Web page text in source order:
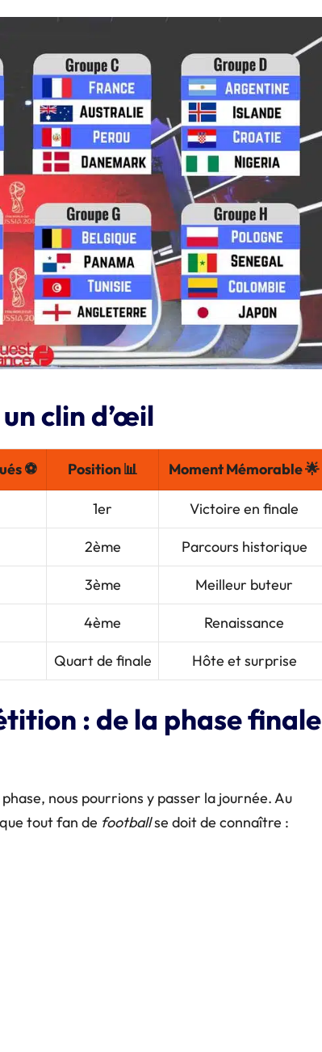
clin d’œil
⚽ Position 📊 Moment Mémorable 🌟
1er Victoire en finale
2ème Parcours historique
3ème Meilleur buteur
4ème Renaissance
Quart de finale Hôte et surprise
: de la phase finale
nous pourrions y passer la journée. Au
tout fan de footballse doit de connaître :